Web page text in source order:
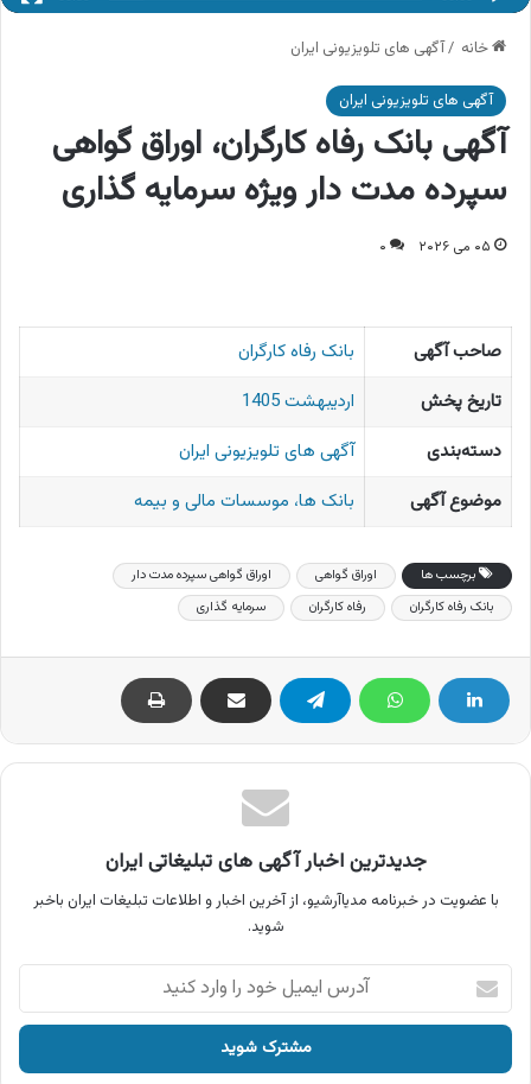
خانه /آگهی های تلویزیونی ایران
آگهی های تلویزیونی ایران
آگهی بانک رفاه کارگران، اوراق گواهی
سپرده مدت دار ویژه سرمایه گذاری
۰۵ می ۲۰۲۶ ۰
صاحب آگهی
بانک رفاه کارگران
تاریخ پخش
اردیبهشت 1405
دسته‌بندی
آگهی های تلویزیونی ایران
موضوع آگهی
بانک ها، موسسات مالی و بیمه
برچسب ها اوراق گواهی
اوراق گواهی سپرده مدت دار
بانک رفاه کارگران
رفاه کارگران سرمایه گذاری
جدیدترین اخبار آگهی های تبلیغاتی ایران
با عضویت در خبرنامه مدیاآرشیو، از آخرین اخبار و اطلاعات تبلیغات ایران باخبر
شوید.
آدرس
ایمیل
خود
وارد